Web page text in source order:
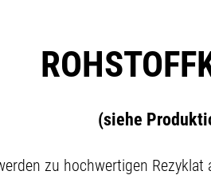
(siehe
zu hochwertigen